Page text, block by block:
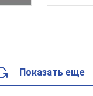
Показать еще